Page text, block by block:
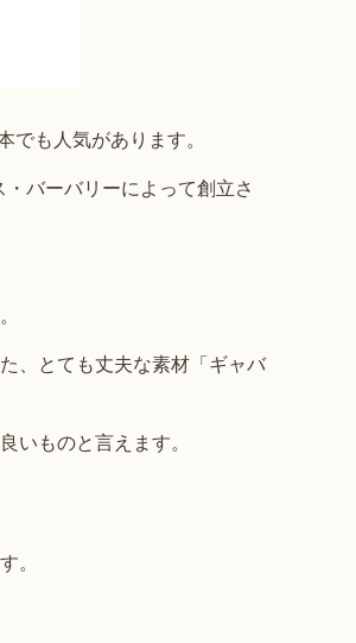
も人気があります。
バーバリーによって創立さ
、とても丈夫な素材「ギャバ
いものと言えます。
。